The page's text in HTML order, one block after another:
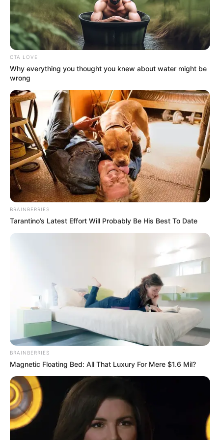
Valentino
Asrul Dahlan
Rimbo Dion
Ayu Diana
Rustandi Cahyo Macan
Penampilan Spesial
–
OST (Original Soundtrack)
–
Trailer
TAGS FILM INDONESIA SUN TREE
CTA LOVE
Why everything you thought you knew about water might be
wrong
BRAINBERRIES
Tarantino’s Latest Effort Will Probably Be His Best To Date
BRAINBERRIES
Magnetic Floating Bed: All That Luxury For Mere $1.6 Mil?